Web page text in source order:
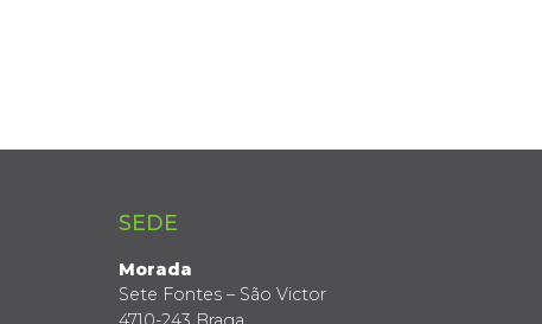
SEDE
Morada
Sete Fontes – São Victor